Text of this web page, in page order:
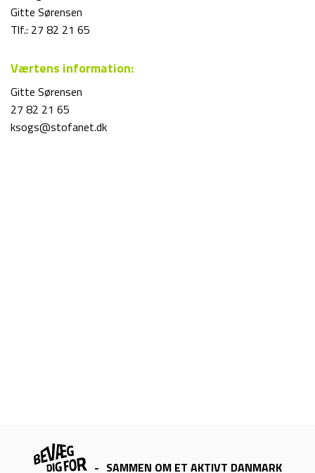
Gitte Sørensen
Tlf.: 27 82 21 65
Værtens information:
Gitte Sørensen
27 82 21 65
ksogs@stofanet.dk
- SAMMEN OM ET AKTIVT DANMARK